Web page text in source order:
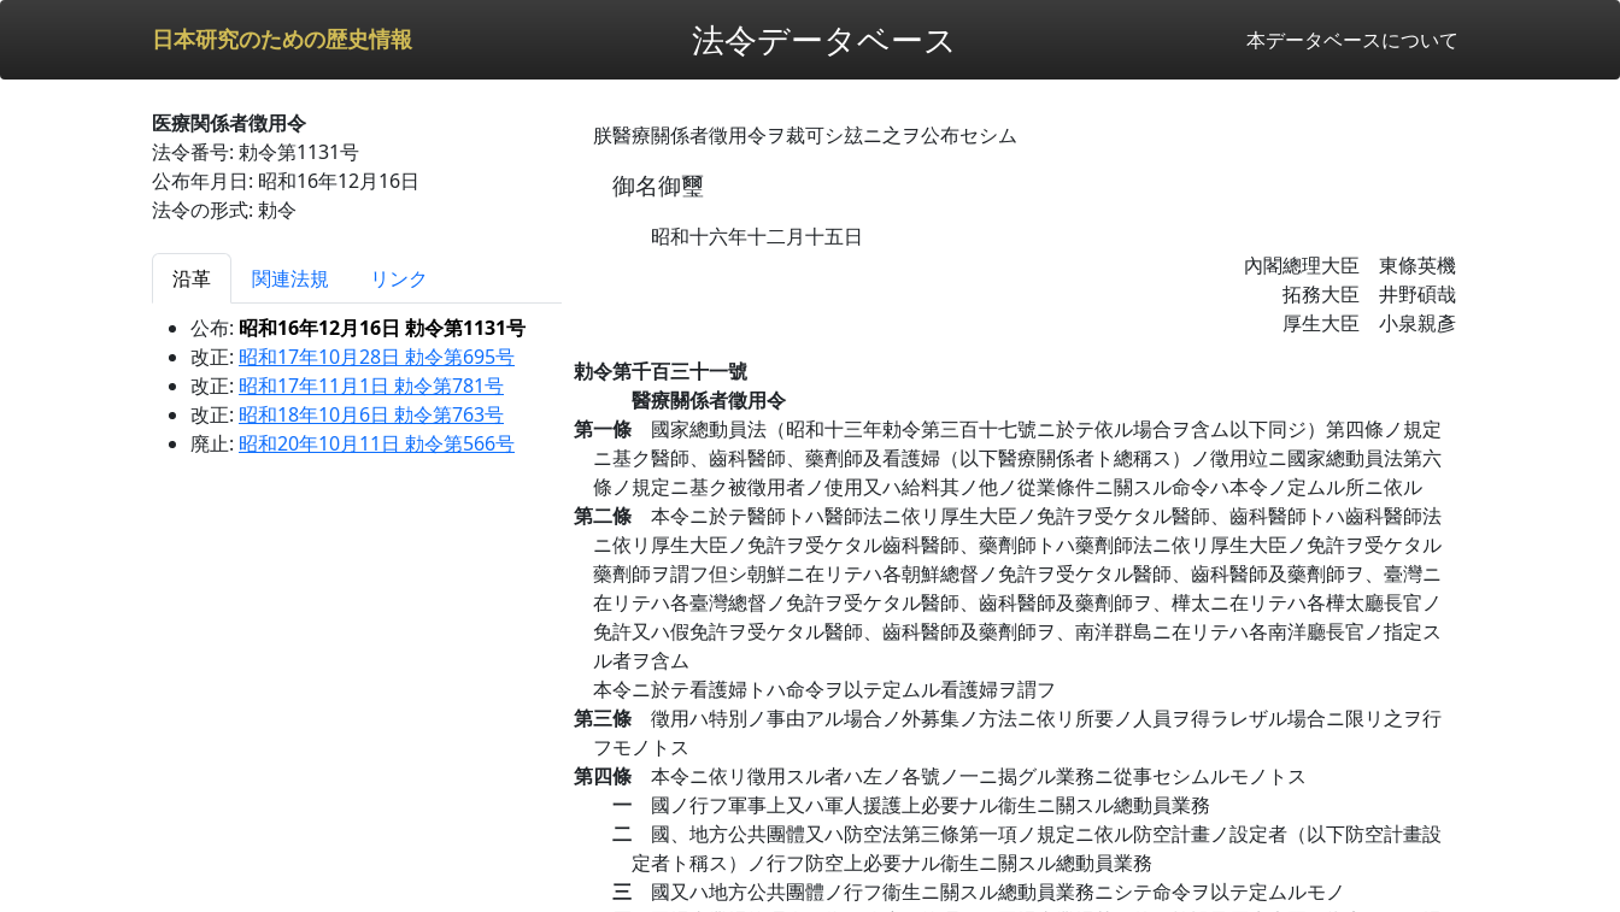
日本研究のための歴史情報 法令データベース 本データベースについて
医療関係者徴用令
法令番号: 勅令第1131号
公布年月日: 昭和16年12月16日
法令の形式: 勅令
沿革 関連法規
リンク
公布: 昭和16年12月16日 勅令第1131号
改正: 昭和17年10月28日 勅令第695号
改正: 昭和17年11月1日 勅令第781号
改正: 昭和18年10月6日 勅令第763号
廃止: 昭和20年10月11日 勅令第566号
朕醫療關係者徵用令ヲ裁可シ玆ニ之ヲ公布セシム
御名御璽
昭和十六年十二月十五日
內閣總理大臣 東條英機
拓務大臣 井野碩哉
厚生大臣 小泉親彥
勅令第千百三十一號
醫療關係者徵用令
第一條 國家總動員法（昭和十三年勅令第三百十七號ニ於テ依ル場合ヲ含ム以下同ジ）第四條ノ規定
ニ基ク醫師、齒科醫師、藥劑師及看護婦（以下醫療關係者ト總稱ス）ノ徵用竝ニ國家總動員法第六
條ノ規定ニ基ク被徵用者ノ使用又ハ給料其ノ他ノ從業條件ニ關スル命令ハ本令ノ定ムル所ニ依ル
第二條 本令ニ於テ醫師トハ醫師法ニ依リ厚生大臣ノ免許ヲ受ケタル醫師、齒科醫師トハ齒科醫師法
ニ依リ厚生大臣ノ免許ヲ受ケタル齒科醫師、藥劑師トハ藥劑師法ニ依リ厚生大臣ノ免許ヲ受ケタル
藥劑師ヲ謂フ但シ朝鮮ニ在リテハ各朝鮮總督ノ免許ヲ受ケタル醫師、齒科醫師及藥劑師ヲ、臺灣ニ
在リテハ各臺灣總督ノ免許ヲ受ケタル醫師、齒科醫師及藥劑師ヲ、樺太ニ在リテハ各樺太廳長官ノ
免許又ハ假免許ヲ受ケタル醫師、齒科醫師及藥劑師ヲ、南洋群島ニ在リテハ各南洋廳長官ノ指定ス
ル者ヲ含ム
本令ニ於テ看護婦トハ命令ヲ以テ定ムル看護婦ヲ謂フ
第三條 徵用ハ特別ノ事由アル場合ノ外募集ノ方法ニ依リ所要ノ人員ヲ得ラレザル場合ニ限リ之ヲ行
フモノトス
第四條 本令ニ依リ徵用スル者ハ左ノ各號ノ一ニ揭グル業務ニ從事セシムルモノトス
一 國ノ行フ軍事上又ハ軍人援護上必要ナル衞生ニ關スル總動員業務
二 國、地方公共團體又ハ防空法第三條第一項ノ規定ニ依ル防空計畫ノ設定者（以下防空計畫設
定者ト稱ス）ノ行フ防空上必要ナル衞生ニ關スル總動員業務
三 國又ハ地方公共團體ノ行フ衞生ニ關スル總動員業務ニシテ命令ヲ以テ定ムルモノ